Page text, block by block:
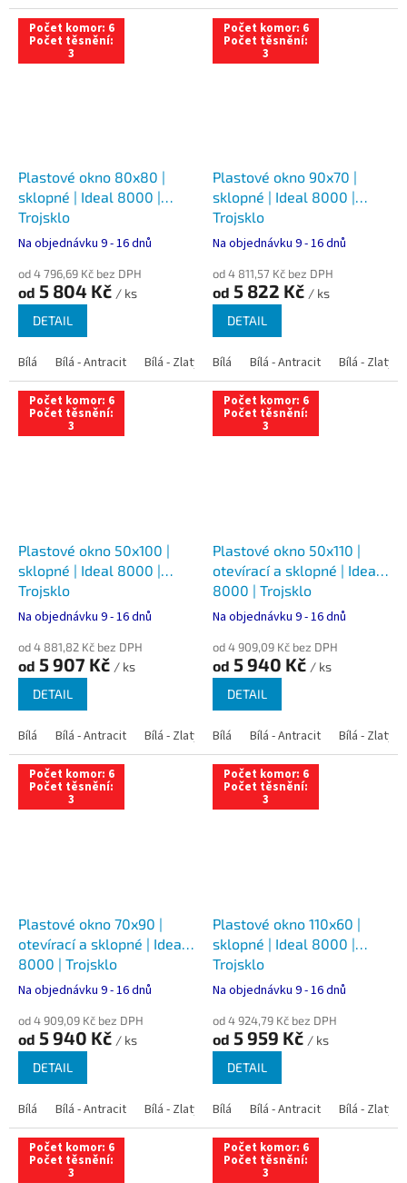
Počet komor: 6
Počet těsnění:
3
Plastové okno 80x80 |
sklopné | Ideal 8000 |
Trojsklo
Na objednávku 9 - 16 dnů
od 4 796,69 Kč bez DPH
od 5 804 Kč / ks
DETAIL
Bílá Bílá - Antracit Bílá - Zlatý dub Bílá - Tmavý dub Bílá -
Počet komor: 6
Počet těsnění:
3
Plastové okno 90x70 |
sklopné | Ideal 8000 |
Trojsklo
Na objednávku 9 - 16 dnů
od 4 811,57 Kč bez DPH
od 5 822 Kč / ks
DETAIL
Bílá Bílá - Antracit Bílá - Zlatý
Počet komor: 6
Počet těsnění:
3
Plastové okno 50x100 |
sklopné | Ideal 8000 |
Trojsklo
Na objednávku 9 - 16 dnů
od 4 881,82 Kč bez DPH
od 5 907 Kč / ks
DETAIL
Bílá Bílá - Antracit Bílá - Zlatý dub Bílá - Tmavý dub Bílá -
Počet komor: 6
Počet těsnění:
3
Plastové okno 50x110 |
otevírací a sklopné | Ideal
8000 | Trojsklo
Na objednávku 9 - 16 dnů
od 4 909,09 Kč bez DPH
od 5 940 Kč / ks
DETAIL
Bílá Bílá - Antracit Bílá - Zlatý
Počet komor: 6
Počet těsnění:
3
Plastové okno 70x90 |
otevírací a sklopné | Ideal
8000 | Trojsklo
Na objednávku 9 - 16 dnů
od 4 909,09 Kč bez DPH
od 5 940 Kč / ks
DETAIL
Bílá Bílá - Antracit Bílá - Zlatý dub Bílá - Tmavý dub Bílá -
Počet komor: 6
Počet těsnění:
3
Plastové okno 110x60 |
sklopné | Ideal 8000 |
Trojsklo
Na objednávku 9 - 16 dnů
od 4 924,79 Kč bez DPH
od 5 959 Kč / ks
DETAIL
Bílá Bílá - Antracit Bílá - Zlatý
Počet komor: 6
Počet těsnění:
3
Počet komor: 6
Počet těsnění:
3